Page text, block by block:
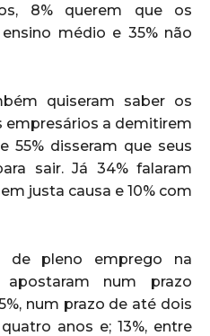
8% querem que os
médio e 35% não
quiseram saber os
empresários a demitirem
55% disseram que seus
sair. Já 34% falaram
justa causa e 10% com
de pleno emprego na
apostaram num prazo
num prazo de até dois
anos e; 13%, entre